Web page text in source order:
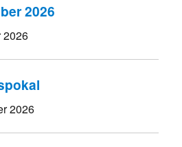
2026
2026
2026